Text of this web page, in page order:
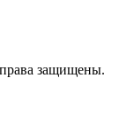
защищены.